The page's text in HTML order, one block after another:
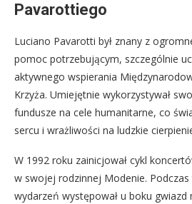
Pavarottiego
Luciano Pavarotti był znany z
pomoc potrzebującym, szczególnie
aktywnego wspierania
Krzyża. Umiejętnie wykorzystywał
fundusze na cele humanitarne, co
sercu i wrażliwości na ludzkie
W 1992 roku zainicjował cykl
w swojej rodzinnej Modenie.
wydarzeń występował u boku